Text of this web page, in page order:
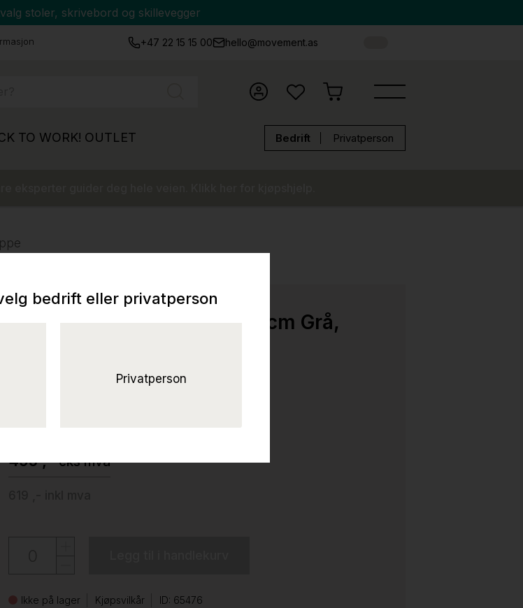
stoler, skrivebord og skillevegger
+47 22 15 15 00 hello@movement.as
TO WORK! OUTLET Bedrift Privatperson
Solgt!Gåser teppe 240x170cm Grå,
hvitflosset teppe, Pent brukt
495 ,-eks mva
Ikke på lager Kjøpsvilkår ID: 65476
bedrift eller privatperson
Privatperson